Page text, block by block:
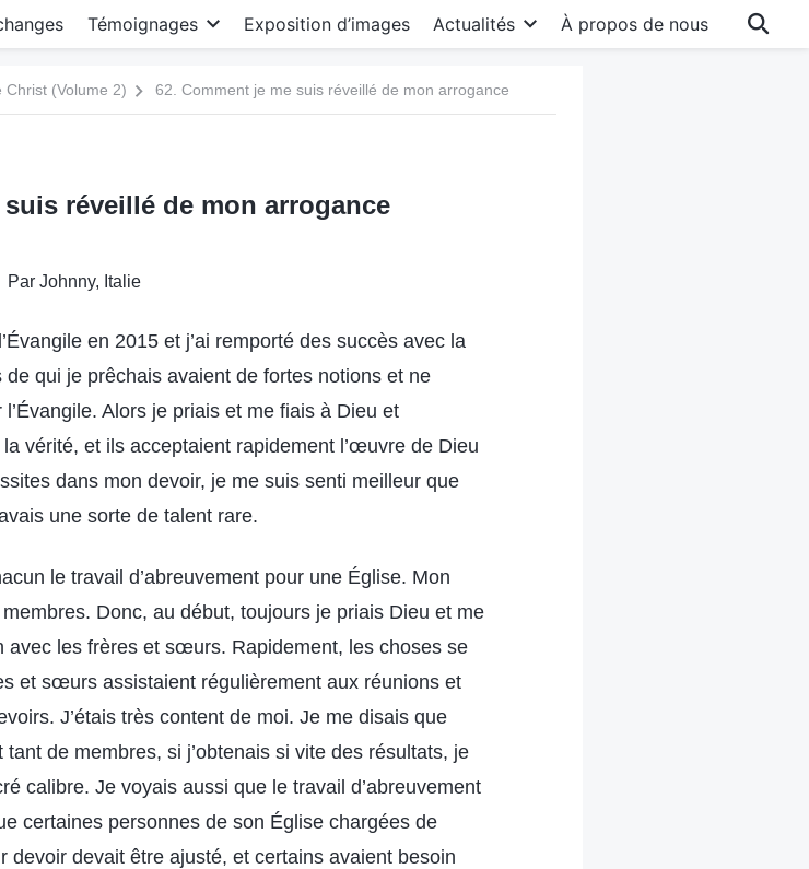
Témoignages Exposition d’images Actualités À propos de nous
Christ (Volume 2) 62. Comment je me suis réveillé de mon arrogance
réveillé de mon arrogance
Par Johnny, Italie
en 2015 et j’ai remporté des succès avec la
qui je prêchais avaient de fortes notions et ne
Alors je priais et me fiais à Dieu et
vérité, et ils acceptaient rapidement l’œuvre de Dieu
dans mon devoir, je me suis senti meilleur que
une sorte de talent rare.
le travail d’abreuvement pour une Église. Mon
Donc, au début, toujours je priais Dieu et me
avec les frères et sœurs. Rapidement, les choses se
et sœurs assistaient régulièrement aux réunions et
J’étais très content de moi. Je me disais que
de membres, si j’obtenais si vite des résultats, je
calibre. Je voyais aussi que le travail d’abreuvement
certaines personnes de son Église chargées de
devoir devait être ajusté, et certains avaient besoin